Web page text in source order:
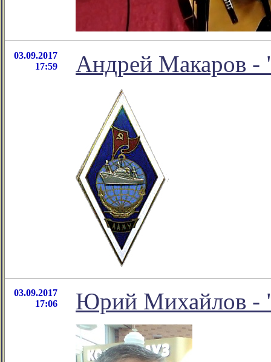
03.09.2017
17:59
Андрей Макаров -
03.09.2017
17:06
Юрий Михайлов -